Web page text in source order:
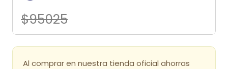
$95025
Al comprar en nuestra tienda oficial ahorras